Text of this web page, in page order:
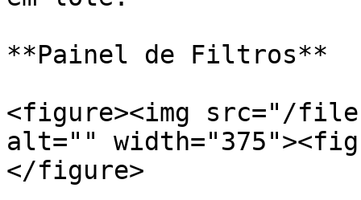
**Painel de Filtros**
<figure><img src="/
alt=""
</figure>